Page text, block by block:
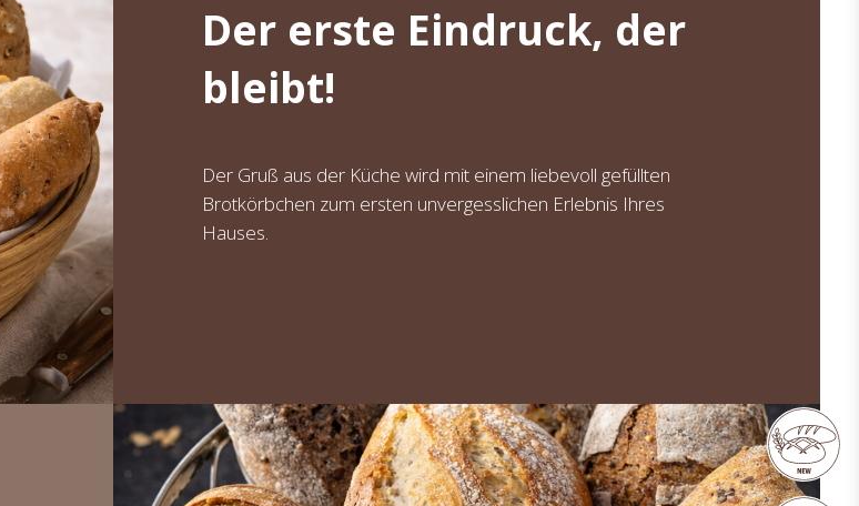
Der erste Eindruck, der
bleibt!
Der Gruß aus der Küche wird mit einem liebevoll gefüllten
Brotkörbchen zum ersten unvergesslichen Erlebnis Ihres
Hauses.